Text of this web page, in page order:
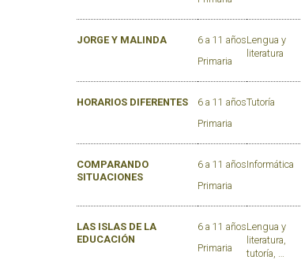
JORGE Y MALINDA
6 a 11 años
Primaria
Lengua y
literatura
HORARIOS DIFERENTES
6 a 11 años
Primaria
Tutoría
COMPARANDO
SITUACIONES
6 a 11 años
Primaria
Informática
LAS ISLAS DE LA
EDUCACIÓN
6 a 11 años
Primaria
Lengua y
literatura,
tutoría, …